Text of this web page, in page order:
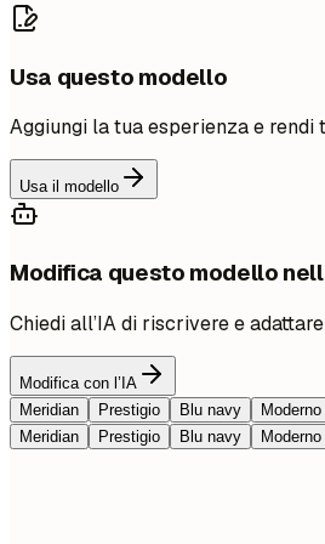
Usa questo modello
Aggiungi la tua esperienza e rendi
Usa il modello
Modifica questo modello
Chiedi all’IA di riscrivere e
Modifica con l’IA
Meridian
Prestigio Blu navy
Meridian
Prestigio Blu navy